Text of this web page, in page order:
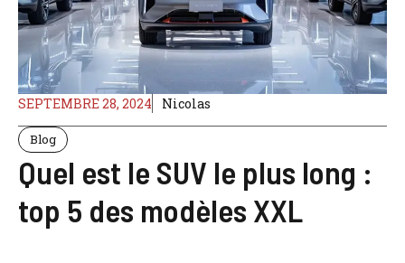
SEPTEMBRE 28, 2024 Nicolas
Blog
Quel est le SUV le plus long :
top 5 des modèles XXL